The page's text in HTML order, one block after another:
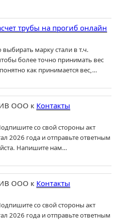
трубы на прогиб онлайн
марку стали в т.ч.
более точно принимать вес
как принимается вес,…
ООО к Контакты
со свой стороны акт
2026 года и отправьте ответным
Напишите нам…
ООО к Контакты
со свой стороны акт
2026 года и отправьте ответным